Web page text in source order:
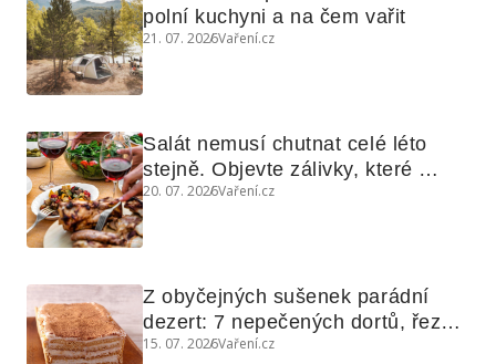
polní kuchyni a na čem vařit
21. 07. 2026Vaření.cz
Salát nemusí chutnat celé léto
stejně. Objevte zálivky, které
využijete i na maso, nudle nebo
20. 07. 2026Vaření.cz
Z obyčejných sušenek parádní
dezert: 7 nepečených dortů, řezů
a koláčů
15. 07. 2026Vaření.cz